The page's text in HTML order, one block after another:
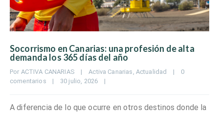
Socorrismo en Canarias: una profesión de alta
demanda los 365 días del año
Por ACTIVA CANARIAS | Activa Canarias , Actualidad |
0
comentarios
| 30 julio, 2026 |
A diferencia de lo que ocurre en otros destinos donde la